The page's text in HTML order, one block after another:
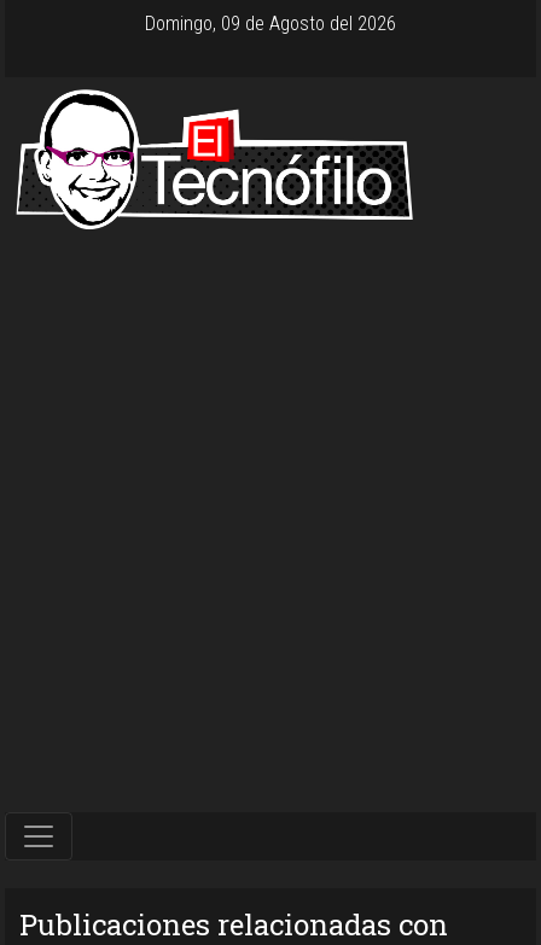
Domingo, 09 de Agosto del 2026
Publicaciones relacionadas con